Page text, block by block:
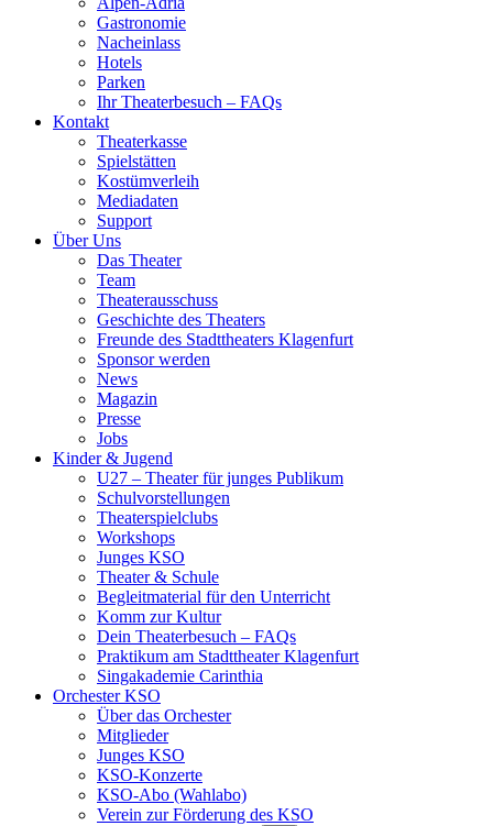
Gastronomie
Nacheinlass
Hotels
Parken
Ihr Theaterbesuch – FAQs
Kontakt
Theaterkasse
Spielstätten
Kostümverleih
Mediadaten
Support
Über Uns
Das Theater
Team
Theaterausschuss
Geschichte des Theaters
Freunde des Stadttheaters Klagenfurt
Sponsor werden
News
Magazin
Presse
Jobs
Kinder & Jugend
U27 – Theater für junges Publikum
Schulvorstellungen
Theaterspielclubs
Workshops
Junges KSO
Theater & Schule
Begleitmaterial für den Unterricht
Komm zur Kultur
Dein Theaterbesuch – FAQs
Praktikum am Stadttheater Klagenfurt
Singakademie Carinthia
Orchester KSO
Über das Orchester
Mitglieder
Junges KSO
KSO-Konzerte
KSO-Abo (Wahlabo)
Verein zur Förderung des KSO